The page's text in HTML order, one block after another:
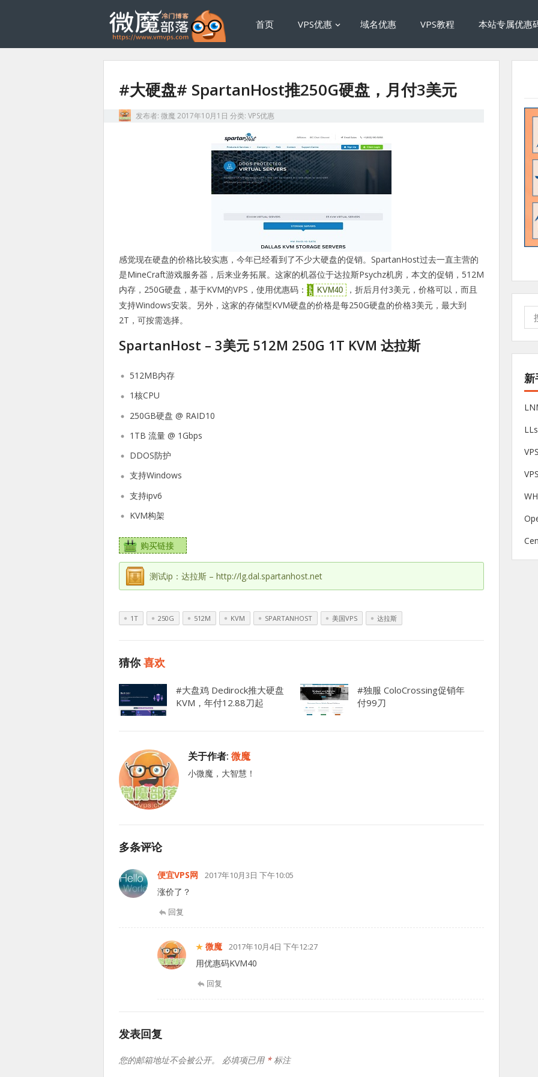
首页 VPS优惠 域名优惠 VPS教程 本站专属优惠
#大硬盘# SpartanHost推250G硬盘，月付3美元
发布者: 微魔 2017年10月1日 分类: VPS优惠
感觉现在硬盘的价格比较实惠，今年已经看到了不少大硬盘的促销。SpartanHost过去一直主营的
是MineCraft游戏服务器，后来业务拓展。这家的机器位于达拉斯Psychz机房，本文的促销，512M
内存，250G硬盘，基于KVM的VPS，使用优惠码：
KVM40
，折后月付3美元，价格可以，而且
支持Windows安装。另外，这家的存储型KVM硬盘的价格是每250G硬盘的价格3美元，最大到
2T，可按需选择。
SpartanHost – 3美元 512M 250G 1T KVM 达拉斯
512MB内存
1核CPU
250GB硬盘 @ RAID10
1TB 流量 @ 1Gbps
DDOS防护
支持Windows
支持ipv6
KVM构架
购买链接
测试ip：达拉斯 – http://lg.dal.spartanhost.net
1T 250G 512M KVM SPARTANHOST 美国VPS 达拉斯
猜你喜欢
#大盘鸡 Dedirock推大硬盘
KVM，年付12.88刀起
#独服 ColoCrossing促销年
付99刀
关于作者: 微魔
小微魔，大智慧！
多条评论
便宜VPS网 2017年10月3日 下午10:05
涨价了？
回复
微魔 2017年10月4日 下午12:27
用优惠码KVM40
回复
发表回复
您的邮箱地址不会被公开。 必填项已用 *标注
新